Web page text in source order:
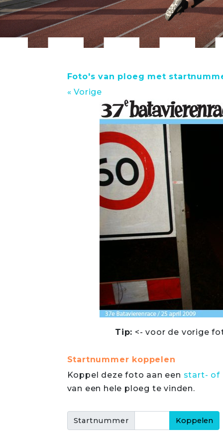
Foto's van ploeg met
« Vorige
Tip: <- voor de vorige
Startnummer koppelen
Koppel deze foto aan een start- of
van een hele ploeg te vinden.
Startnummer